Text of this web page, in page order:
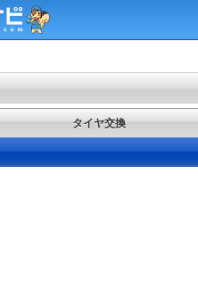
タイヤ交換